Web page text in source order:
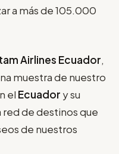
a más de 105.000
Airlines Ecuador,
muestra de nuestro
el Ecuador y su
de destinos que
de nuestros